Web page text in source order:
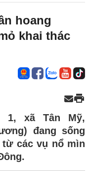
hoang
khai thác
1, xã Tân Mỹ,
đang sống
các vụ nổ mìn